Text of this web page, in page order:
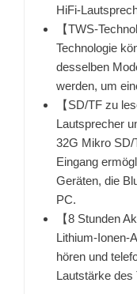
HiFi-
【TWS-
Technologie
desselben
werden, um
【SD/TF zu
Lautsprecher
32G Mikro
Eingang
Geräten, die
PC.
【8 Stunden
Lithium-Ionen-
hören und
Lautstärke des